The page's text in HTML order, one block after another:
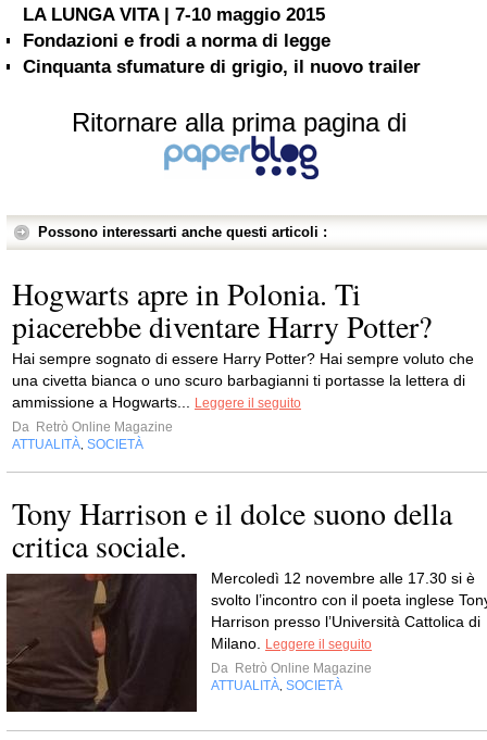
LA LUNGA VITA | 7-10 maggio 2015
Fondazioni e frodi a norma di legge
Cinquanta sfumature di grigio, il nuovo trailer
Ritornare alla prima pagina di
Possono interessarti anche questi articoli :
Hogwarts apre in Polonia. Ti
piacerebbe diventare Harry Potter?
Hai sempre sognato di essere Harry Potter? Hai sempre voluto che
una civetta bianca o uno scuro barbagianni ti portasse la lettera di
ammissione a Hogwarts...
Leggere il seguito
Da Retrò Online Magazine
ATTUALITÀ SOCIETÀ
Tony Harrison e il dolce suono della
critica sociale.
Mercoledì 12 novembre alle 17.30 si è
svolto l’incontro con il poeta inglese
Harrison presso l’Università Cattolica di
Milano.
Leggere il seguito
Da Retrò Online Magazine
ATTUALITÀ SOCIETÀ